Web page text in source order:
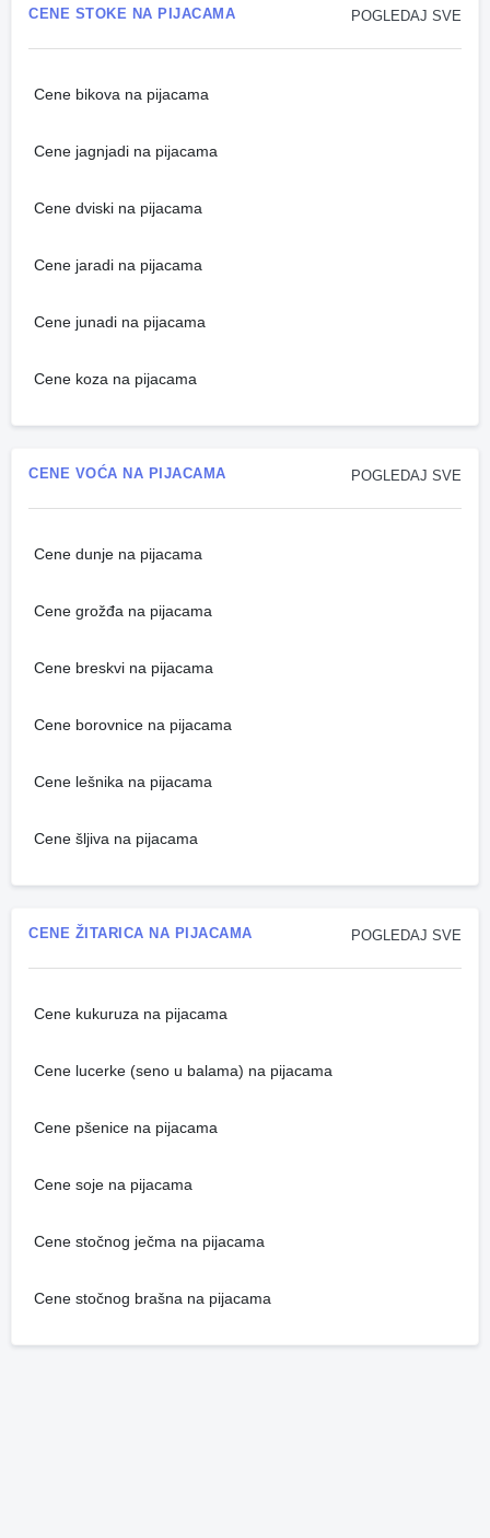
POGLEDAJ SVE
CENE STOKE NA PIJACAMA
Cene bikova na pijacama
Cene jagnjadi na pijacama
Cene dviski na pijacama
Cene jaradi na pijacama
Cene junadi na pijacama
Cene koza na pijacama
POGLEDAJ SVE
CENE VOĆA NA PIJACAMA
Cene dunje na pijacama
Cene grožđa na pijacama
Cene breskvi na pijacama
Cene borovnice na pijacama
Cene lešnika na pijacama
Cene šljiva na pijacama
POGLEDAJ SVE
CENE ŽITARICA NA PIJACAMA
Cene kukuruza na pijacama
Cene lucerke (seno u balama) na pijacama
Cene pšenice na pijacama
Cene soje na pijacama
Cene stočnog ječma na pijacama
Cene stočnog brašna na pijacama